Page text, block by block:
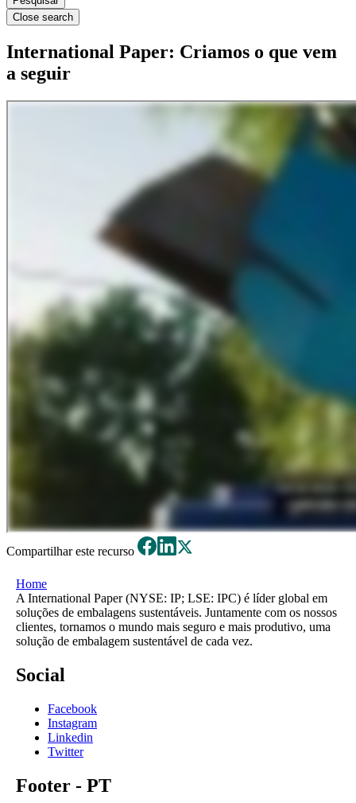
Close search
International Paper: Criamos o que vem
a seguir
Compartilhar este recurso
Home
A International Paper (NYSE: IP; LSE: IPC) é líder global em
soluções de embalagens sustentáveis. Juntamente com os nossos
clientes, tornamos o mundo mais seguro e mais produtivo, uma
solução de embalagem sustentável de cada vez.
Social
Facebook
Instagram
Linkedin
Twitter
Footer - PT